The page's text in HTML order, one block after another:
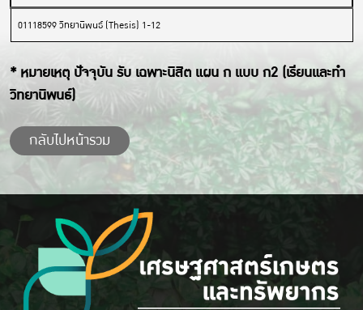
01118599 วิทยานิพนธ์ (Thesis) 1-12
* หมายเหตุ ปัจจุบัน รับ เฉพาะนิสิต แผน ก แบบ ก2 (เรียนและทำ
วิทยานิพนธ์)
กลับไปหน้ารวม